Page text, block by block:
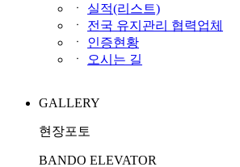
ㆍ 실적(리스트)
ㆍ 전국 유지관리 협력업체
ㆍ 인증현황
ㆍ
오시는 길
GALLERY
현장포토
BANDO ELEVATOR